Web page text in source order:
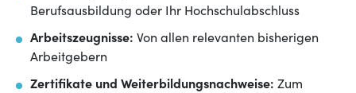
Berufsausbildung oder Ihr Hochschulabschluss
Arbeitszeugnisse: Von allen relevanten bisherigen
Arbeitgebern
Zertifikate und Weiterbildungsnachweise: Zum